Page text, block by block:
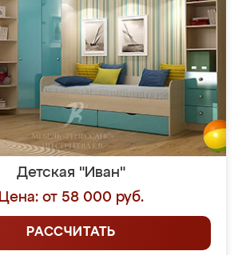
Детская "Иван"
Цена: от 58 000 руб.
РАССЧИТАТЬ